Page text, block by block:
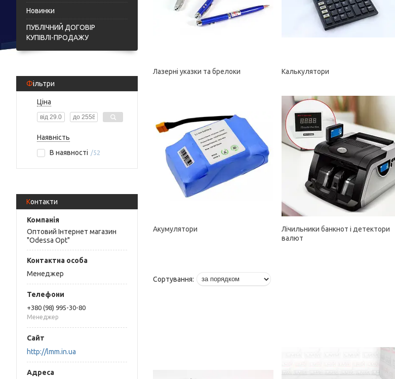
Новинки
ПУБЛІЧНИЙ ДОГОВІР
КУПІВЛІ-ПРОДАЖУ
Фільтри
Ціна
Наявність
В наявності
52
Контакти
Оптовий Інтернет магазин
"Odessa Opt"
Менеджер
+380 (98) 995-30-80
Менеджер
http://lmm.in.ua
Лазерні указки та брелоки Калькулятори
Акумулятори
Лічильники банкнот і детектори
валют